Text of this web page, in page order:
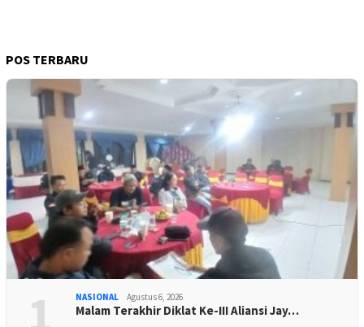
POS TERBARU
1 NASIONAL Agustus 6, 2026
Malam Terakhir Diklat Ke-III Aliansi Jay…